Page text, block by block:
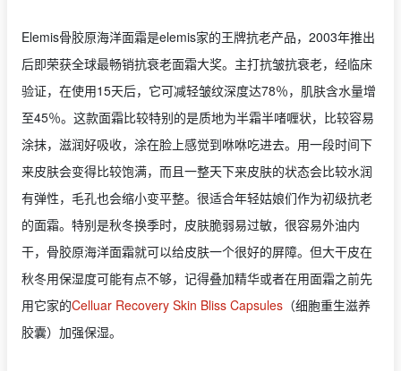
Elemis骨胶原海洋面霜是elemis家的王牌抗老产品，2003年推出
后即荣获全球最畅销抗衰老面霜大奖。主打抗皱抗衰老，经临床
验证，在使用15天后，它可减轻皱纹深度达78％，肌肤含水量增
至45％。这款面霜比较特别的是质地为半霜半啫喱状，比较容易
涂抹，滋润好吸收，涂在脸上感觉到咻咻吃进去。用一段时间下
来皮肤会变得比较饱满，而且一整天下来皮肤的状态会比较水润
有弹性，毛孔也会缩小变平整。很适合年轻姑娘们作为初级抗老
的面霜。特别是秋冬换季时，皮肤脆弱易过敏，很容易外油内
干，骨胶原海洋面霜就可以给皮肤一个很好的屏障。但大干皮在
秋冬用保湿度可能有点不够，记得叠加精华或者在用面霜之前先
用它家的Celluar Recovery Skin Bliss Capsules （细胞重生滋养
胶囊）加强保湿。